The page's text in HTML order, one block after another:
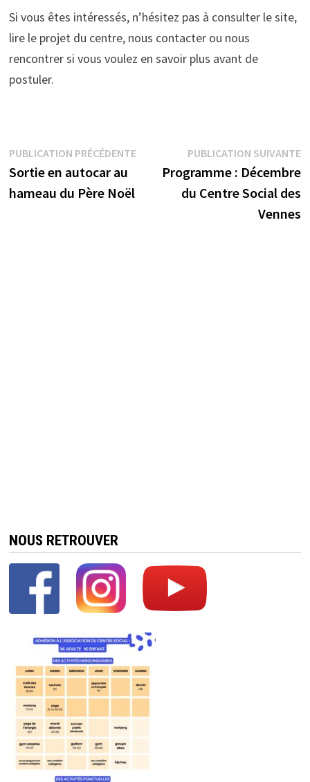
Si vous êtes intéressés, n’hésitez pas à consulter le site,
lire le projet du centre, nous contacter ou nous
rencontrer si vous voulez en savoir plus avant de
postuler.
Navigation
de
PUBLICATION PRÉCÉDENTEPublication
précédente :
Sortie en autocar au
hameau du Père Noël
PUBLICATION SUIVANTE
Programme : Décembre
du Centre Social des
Vennes
NOUS RETROUVER